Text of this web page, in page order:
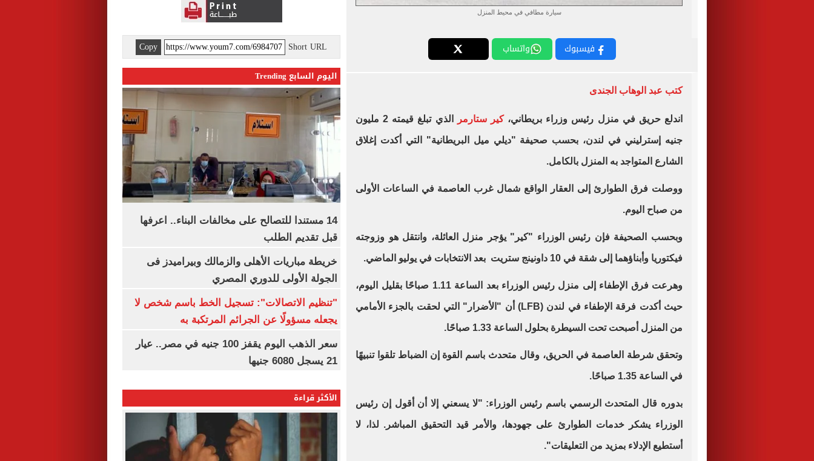
سيارة مطافي في محيط المنزل
فيسبوك واتساب
كتب عبد الوهاب الجندى
اندلع حريق في منزل رئيس وزراء بريطاني،كير ستارمر الذي تبلغ قيمته 2 مليون
جنيه إسترليني في لندن، بحسب صحيفة "ديلي ميل البريطانية" التي أكدت إغلاق
الشارع المتواجد به المنزل بالكامل.
ووصلت فرق الطوارئ إلى العقار الواقع شمال غرب العاصمة في الساعات الأولى
من صباح اليوم.
وبحسب الصحيفة فإن رئيس الوزراء "كير" يؤجر منزل العائلة، وانتقل هو وزوجته
فيكتوريا وأبناؤهما إلى شقة في 10 داونينج ستريت بعد الانتخابات في يوليو الماضي.
وهرعت فرق الإطفاء إلى منزل رئيس الوزراء بعد الساعة 1.11 صباحًا بقليل اليوم،
حيث أكدت فرقة الإطفاء في لندن (LFB) أن "الأضرار" التي لحقت بالجزء الأمامي
من المنزل أصبحت تحت السيطرة بحلول الساعة 1.33 صباحًا.
وتحقق شرطة العاصمة في الحريق، وقال متحدث باسم القوة إن الضباط تلقوا تنبيهًا
في الساعة 1.35 صباحًا.
بدوره قال المتحدث الرسمي باسم رئيس الوزراء: "لا يسعني إلا أن أقول إن رئيس
الوزراء يشكر خدمات الطوارئ على جهودها، والأمر قيد التحقيق المباشر. لذا، لا
أستطيع الإدلاء بمزيد من التعليقات".
Short URL
Copy
اليوم السابع Trending
14 مستندا للتصالح على مخالفات البناء.. اعرفها
قبل تقديم الطلب
خريطة مباريات الأهلى والزمالك وبيراميدز فى
الجولة الأولى للدوري المصري
"تنظيم الاتصالات": تسجيل الخط باسم شخص لا
يجعله مسؤولًا عن الجرائم المرتكبة به
سعر الذهب اليوم يقفز 100 جنيه في مصر.. عيار
21 يسجل 6080 جنيها
الأكثر قراءة